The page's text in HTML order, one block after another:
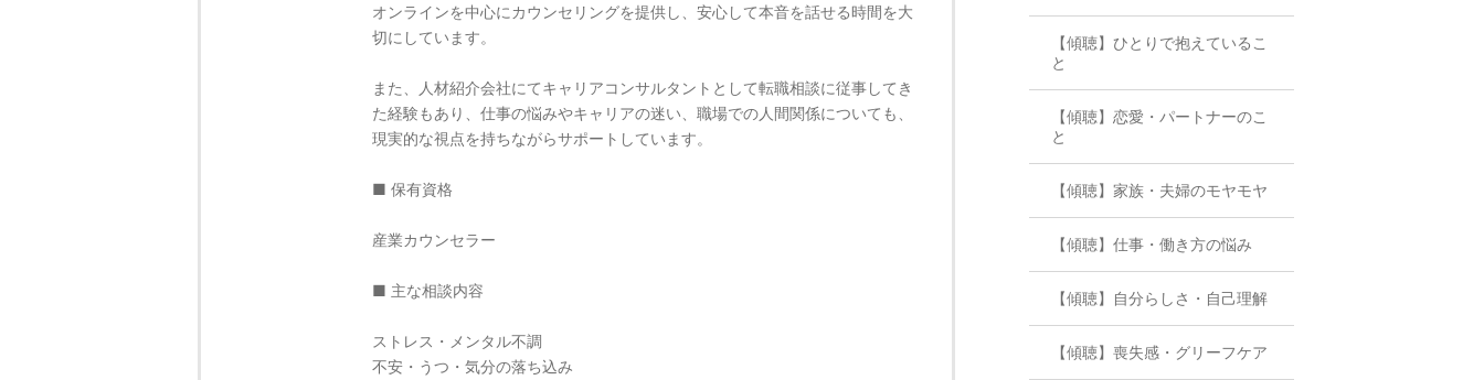
オンラインを中心にカウンセリングを提供し、安心して本音を話せる時間を大
切にしています。
また、人材紹介会社にてキャリアコンサルタントとして転職相談に従事してき
た経験もあり、仕事の悩みやキャリアの迷い、職場での人間関係についても、
現実的な視点を持ちながらサポートしています。
■ 保有資格
産業カウンセラー
■ 主な相談内容
ストレス・メンタル不調
不安・うつ・気分の落ち込み
【傾聴】ひとりで抱えているこ
と
【傾聴】恋愛・パートナーのこ
と
【傾聴】家族・夫婦のモヤモヤ
【傾聴】仕事・働き方の悩み
【傾聴】自分らしさ・自己理解
【傾聴】喪失感・グリーフケア